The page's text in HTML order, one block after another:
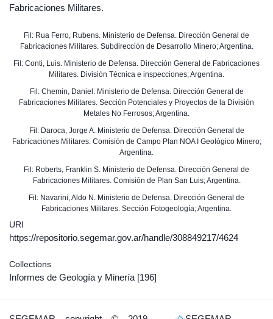
Fabricaciones Militares.
Fil: Rua Ferro, Rubens. Ministerio de Defensa. Dirección General de
Fabricaciones Militares. Subdirección de Desarrollo Minero; Argentina.
Fil: Conti, Luis. Ministerio de Defensa. Dirección General de Fabricaciones
Militares. División Técnica e inspecciones; Argentina.
Fil: Chemin, Daniel. Ministerio de Defensa. Dirección General de
Fabricaciones Militares. Sección Potenciales y Proyectos de la División
Metales No Ferrosos; Argentina.
Fil: Daroca, Jorge A. Ministerio de Defensa. Dirección General de
Fabricaciones Militares. Comisión de Campo Plan NOA I Geológico Minero;
Argentina.
Fil: Roberts, Franklin S. Ministerio de Defensa. Dirección General de
Fabricaciones Militares. Comisión de Plan San Luis; Argentina.
Fil: Navarini, Aldo N. Ministerio de Defensa. Dirección General de
Fabricaciones Militares. Sección Fotogeología; Argentina.
URI
https://repositorio.segemar.gov.ar/handle/308849217/4624
Collections
Informes de Geología y Minería [196]